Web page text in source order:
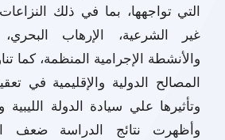
التي تواجهها، بما في ذلك
غير الشرعية، الإرهاب البحري،
والأنشطة الإجرامية المنظمة، كما
المصالح الدولية والإقليمية في
وتأثيرها علي سيادة الدولة الليبية
وأظهرت نتائج الدراسة ضعف